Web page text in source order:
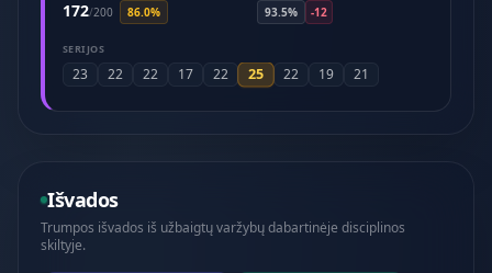
172/200 86.0%
93.5%
-12
SERIJOS
23 22 22 17 22 25 22 19 21
Išvados
Trumpos išvados iš užbaigtų varžybų dabartinėje disciplinos
skiltyje.